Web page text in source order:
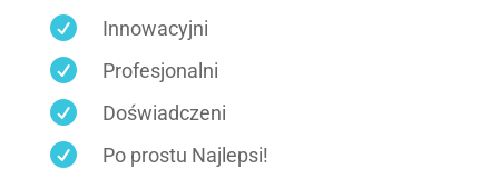
 Innowacyjni
 Profesjonalni
 Doświadczeni
 Po prostu Najlepsi!